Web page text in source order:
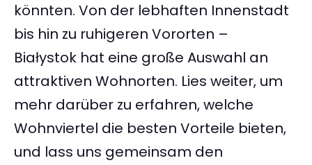
könnten. Von der lebhaften Innenstadt
bis hin zu ruhigeren Vororten –
Białystok hat eine große Auswahl an
attraktiven Wohnorten. Lies weiter, um
mehr darüber zu erfahren, welche
Wohnviertel die besten Vorteile bieten,
und lass uns gemeinsam den